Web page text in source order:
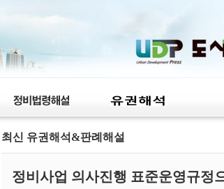
최신 유권해석&판례해설
정비사업 의사진행 표준운영규정